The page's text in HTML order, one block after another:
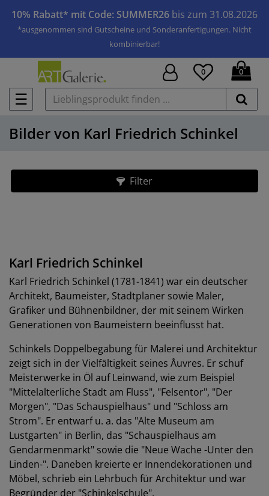
10% Rabatt* mit Code: SUMMER26 bis zum 31.08.2026
*ausgenommen sind Gutscheine und Sonderanfertigungen. Nicht
kombinierbar!
☰
0 0
Bilder von Karl Friedrich Schinkel
Filter
Karl Friedrich Schinkel
Karl Friedrich Schinkel (1781-1841) war ein deutscher
Architekt, Baumeister, Stadtplaner sowie Maler,
Grafiker und Bühnenbildner, der mit seinem Wirken
Generationen von Baumeistern beeinflusst hat.
Schinkels Doppelbegabung für Malerei und Architektur
zeigt sich in der Vielfältigkeit seines Åuvres. Er schuf
Meisterwerke in Öl auf Leinwand, wie zum Beispiel
"Mittelalterliche Stadt am Fluss", "Felsentor", "Der
Morgen", "Das Schauspielhaus" und "Schloss am
Strom". Er entwarf u. a. das "Alte Museum am
Lustgarten" in Berlin, das "Schauspielhaus am
Gendarmenmarkt" sowie die "Neue Wache -Unter den
Linden-". Daneben kreierte er Innendekorationen und
Möbel, schrieb ein Lehrbuch für Architektur und war
Begründer der "Schinkelschule".